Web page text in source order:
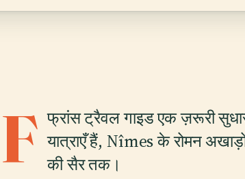
F फ्रांस ट्रैवल गाइड एक ज़रूरी
यात्राएँ हैं, Nîmes के रोमन
की सैर तक।